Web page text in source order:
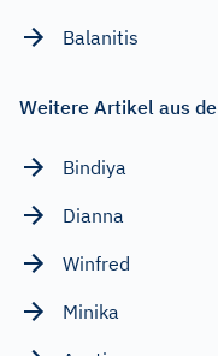
Balanitis
Weitere Artikel aus
Bindiya
Dianna
Winfred
Minika